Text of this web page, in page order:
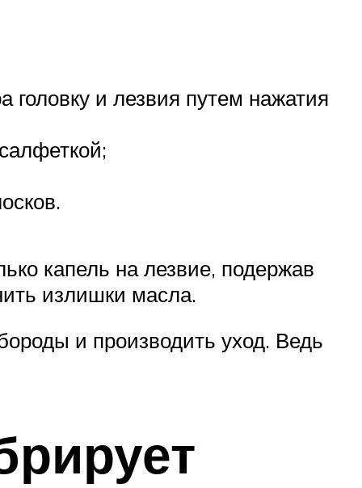
головку и лезвия путем нажатия
капель на лезвие, подержав
излишки масла.
и производить уход. Ведь